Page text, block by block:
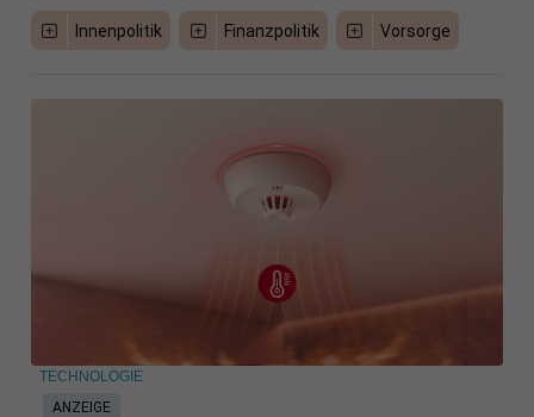
Innenpolitik Finanzpolitik Vorsorge
ANZEIGE
TECHNOLOGIE